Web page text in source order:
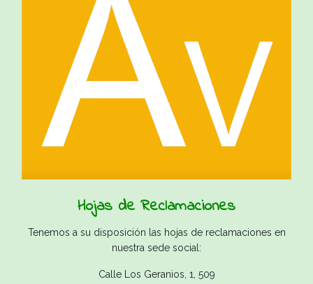
Hojas de Reclamaciones
Tenemos a su disposición las hojas de reclamaciones en
nuestra sede social:
Calle Los Geranios, 1, 509